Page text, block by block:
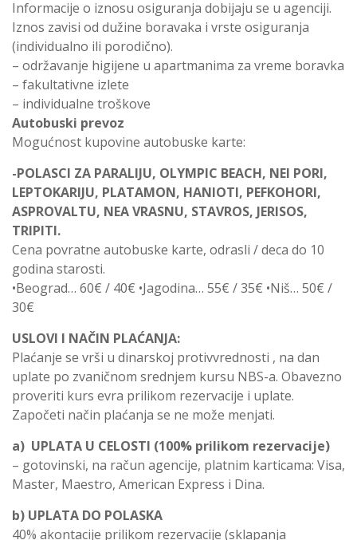
Informacije o iznosu osiguranja dobijaju se u agenciji.
Iznos zavisi od dužine boravaka i vrste osiguranja
(individualno ili porodično).
– održavanje higijene u apartmanima za vreme boravka
– fakultativne izlete
– individualne troškove
Autobuski prevoz
Mogućnost kupovine autobuske karte:
-POLASCI ZA PARALIJU, OLYMPIC BEACH, NEI PORI,
LEPTOKARIJU, PLATAMON, HANIOTI, PEFKOHORI,
ASPROVALTU, NEA VRASNU, STAVROS, JERISOS,
TRIPITI.
Cena povratne autobuske karte, odrasli / deca do 10
godina starosti.
•Beograd… 60€ / 40€ •Jagodina… 55€ / 35€ •Niš… 50€ /
30€
USLOVI I NAČIN PLAĆANJA:
Plaćanje se vrši u dinarskoj protivvrednosti , na dan
uplate po zvaničnom srednjem kursu NBS-a. Obavezno
proveriti kurs evra prilikom rezervacije i uplate.
Započeti način plaćanja se ne može menjati.
a) UPLATA U CELOSTI (100% prilikom rezervacije)
– gotovinski, na račun agencije, platnim karticama: Visa,
Master, Maestro, American Express i Dina.
b) UPLATA DO POLASKA
40% akontacije prilikom rezervacije (sklapanja